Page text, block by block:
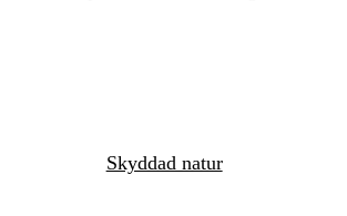
Skyddad natur